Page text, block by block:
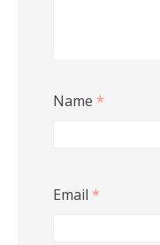
Name *
Email *